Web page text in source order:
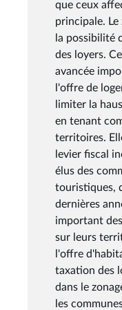
que ceux
principale. Le
la possibilité
des loyers.
avancée
l'offre de
limiter la
en tenant
territoires.
levier fiscal
élus des
touristiques,
dernières
important
sur leurs
l'offre
taxation des
dans le
les